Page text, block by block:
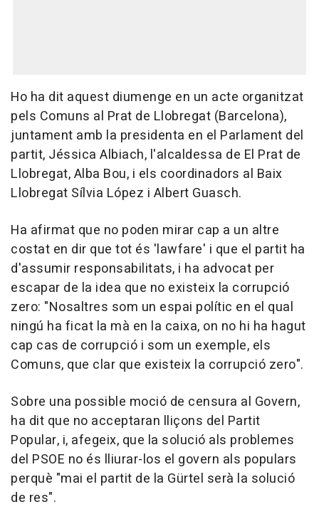
Ho ha dit aquest diumenge en un acte organitzat
pels Comuns al Prat de Llobregat (Barcelona),
juntament amb la presidenta en el Parlament del
partit, Jéssica Albiach, l'alcaldessa de El Prat de
Llobregat, Alba Bou, i els coordinadors al Baix
Llobregat Sílvia López i Albert Guasch.
Ha afirmat que no poden mirar cap a un altre
costat en dir que tot és 'lawfare' i que el partit ha
d'assumir responsabilitats, i ha advocat per
escapar de la idea que no existeix la corrupció
zero: "Nosaltres som un espai polític en el qual
ningú ha ficat la mà en la caixa, on no hi ha hagut
cap cas de corrupció i som un exemple, els
Comuns, que clar que existeix la corrupció zero".
Sobre una possible moció de censura al Govern,
ha dit que no acceptaran lliçons del Partit
Popular, i, afegeix, que la solució als problemes
del PSOE no és lliurar-los el govern als populars
perquè "mai el partit de la Gürtel serà la solució
de res".